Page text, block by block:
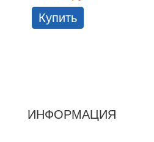
Купить
ИНФОРМАЦИЯ